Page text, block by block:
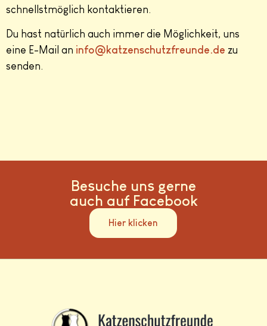
schnellstmöglich kontaktieren.
Du hast natürlich auch immer die Möglichkeit, uns
eine E-Mail an info@katzenschutzfreunde.de zu
senden.
Besuche uns gerne
auch auf Facebook
Hier klicken